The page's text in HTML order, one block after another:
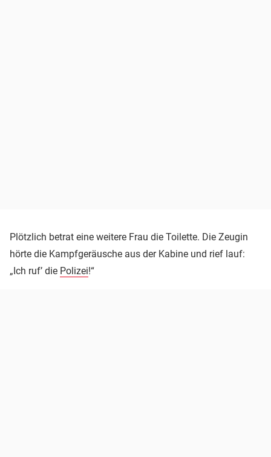
Plötzlich betrat eine weitere Frau die Toilette. Die Zeugin
hörte die Kampfgeräusche aus der Kabine und rief lauf:
„Ich ruf’ die Polizei!“